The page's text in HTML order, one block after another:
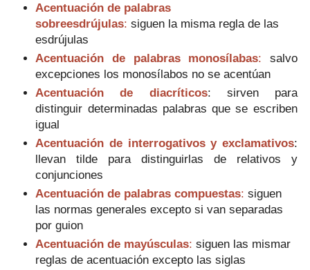
Acentuación de palabras
sobreesdrújulas: siguen la misma regla de las
esdrújulas
Acentuación de palabras monosílabas: salvo
excepciones los monosílabos no se acentúan
Acentuación de diacríticos: sirven para
distinguir determinadas palabras que se escriben
igual
Acentuación de interrogativos y exclamativos:
llevan tilde para distinguirlas de relativos y
conjunciones
Acentuación de palabras compuestas: siguen
las normas generales excepto si van separadas
por guion
Acentuación de mayúsculas: siguen las mismar
reglas de acentuación excepto las siglas